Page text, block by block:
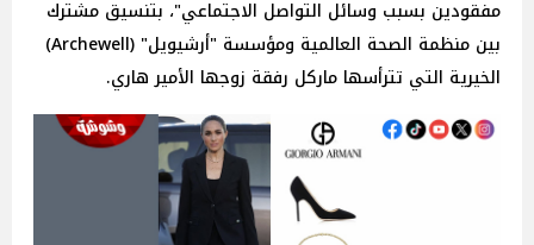
مفقودين بسبب وسائل التواصل الاجتماعي"، بتنسيق مشترك
بين منظمة الصحة العالمية ومؤسسة "أرشيويل" (Archewell)
الخيرية التي تترأسها ماركل رفقة زوجها الأمير هاري.